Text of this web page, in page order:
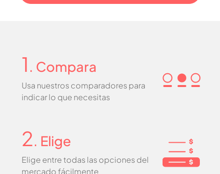
1 . Compara
Usa nuestros comparadores para
indicar lo que necesitas
2. Elige
Elige entre todas las opciones del
mercado fácilmente